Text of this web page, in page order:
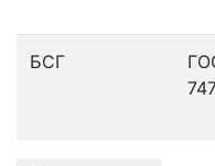
БСГ